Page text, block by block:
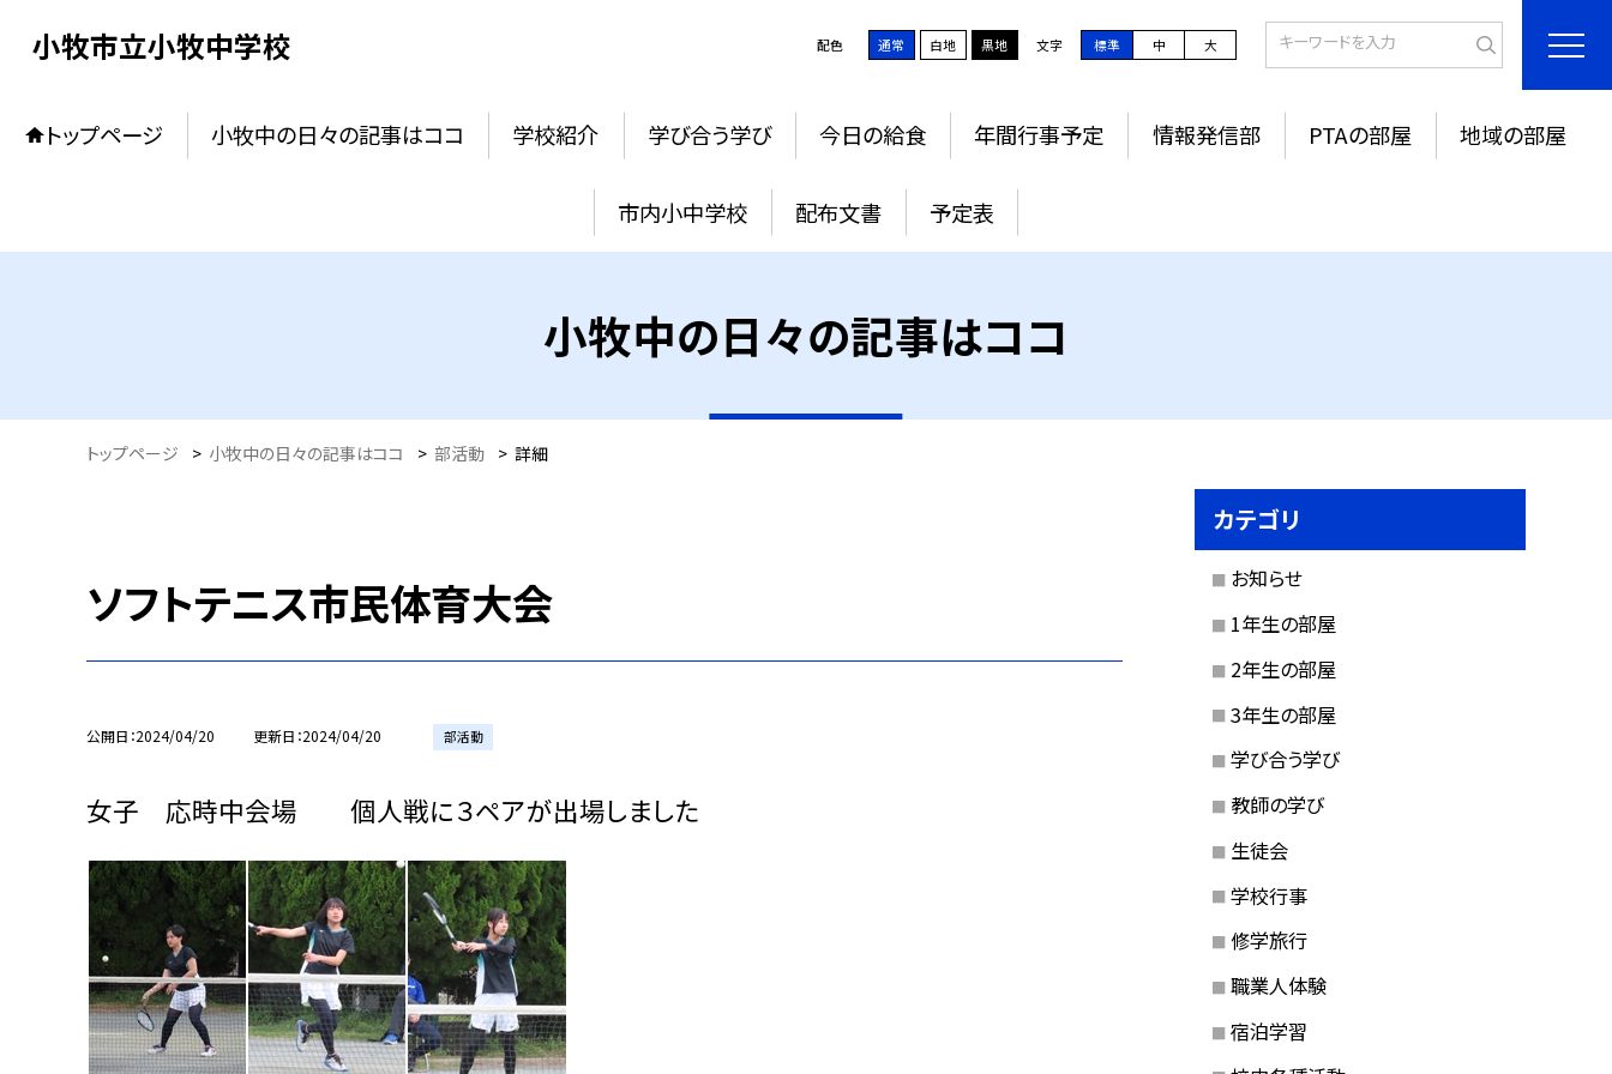
小牧市立小牧中学校 配色 通常 白地 黒地 文字 標準 中 大
トップページ 小牧中の日々の記事はココ 学校紹介 学び合う学び 今日の給食 年間行事予定 情報発信部 PTAの部屋 地域の部屋
市内小中学校 配布文書 予定表
小牧中の日々の記事はココ
トップページ > 小牧中の日々の記事はココ > 部活動 > 詳細
ソフトテニス市民体育大会
公開日 2024/04/20 更新日 2024/04/20 部活動
女子 応時中会場 個人戦に３ペアが出場しました
カテゴリ
お知らせ
1年生の部屋
2年生の部屋
3年生の部屋
学び合う学び
教師の学び
生徒会
学校行事
修学旅行
職業人体験
宿泊学習